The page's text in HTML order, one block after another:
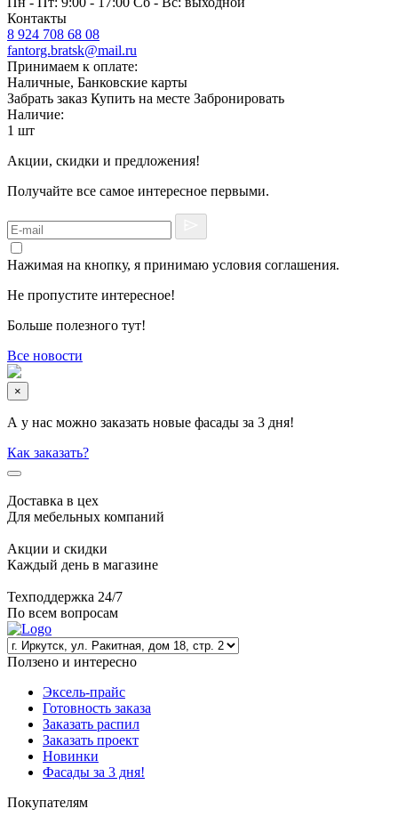
Контакты
8 924 708 68 08
fantorg.bratsk@mail.ru
Принимаем к оплате:
Наличные, Банковские карты
Забрать заказ Купить на месте Забронировать
Наличие:
1 шт
Акции, скидки и предложения!
Получайте все самое интересное первыми.
Нажимая на кнопку, я принимаю условия соглашения.
Не пропустите интересное!
Больше полезного тут!
Все новости
×
А у нас можно заказать новые фасады за 3 дня!
Как заказать?
Доставка в цех
Для мебельных компаний
Акции и скидки
Каждый день в магазине
Техподдержка 24/7
По всем вопросам
Ползено и интересно
Эксель-прайс
Готовность заказа
Заказать распил
Заказать проект
Новинки
Фасады за 3 дня!
Покупателям